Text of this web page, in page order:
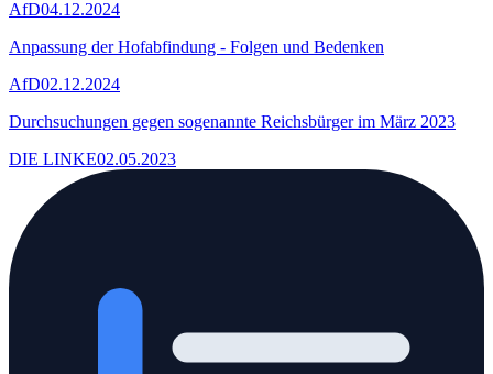
AfD04.12.2024
Anpassung der Hofabfindung - Folgen und Bedenken
AfD02.12.2024
Durchsuchungen gegen sogenannte Reichsbürger im März 2023
DIE LINKE02.05.2023